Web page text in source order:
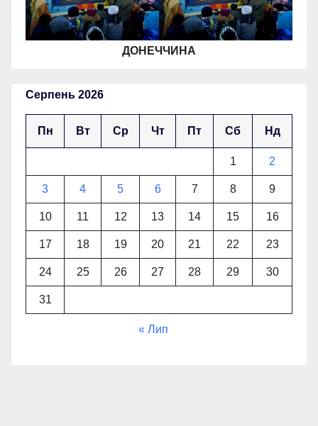
ДОНЕЧЧИНА
Серпень 2026
Пн Вт Ср Чт Пт Сб Нд
1 2
3 4 5 6 7 8 9
10 11 12 13 14 15 16
17 18 19 20 21 22 23
24 25 26 27 28 29 30
31
« Лип